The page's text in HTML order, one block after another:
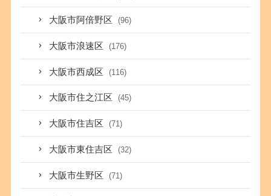
大阪市阿倍野区 (96)
大阪市浪速区 (176)
大阪市西成区 (116)
大阪市住之江区 (45)
大阪市住吉区 (71)
大阪市東住吉区 (32)
大阪市生野区 (71)